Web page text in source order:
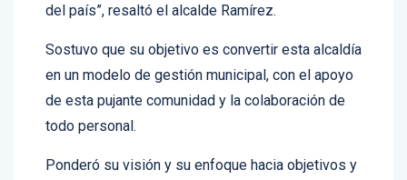
del país”, resaltó el alcalde Ramírez.
Sostuvo que su objetivo es convertir esta alcaldía
en un modelo de gestión municipal, con el apoyo
de esta pujante comunidad y la colaboración de
todo personal.
Ponderó su visión y su enfoque hacia objetivos y